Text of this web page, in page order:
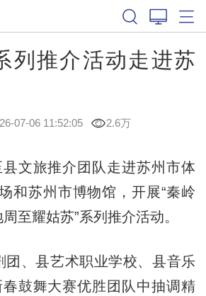
列推介活动走进苏
07-06 11:52:05 2.6万
旅推介团队走进苏州市体
和苏州市博物馆，开展“秦岭
至耀姑苏”系列推介活动。
、县艺术职业学校、县音乐
鼓舞大赛优胜团队中抽调精